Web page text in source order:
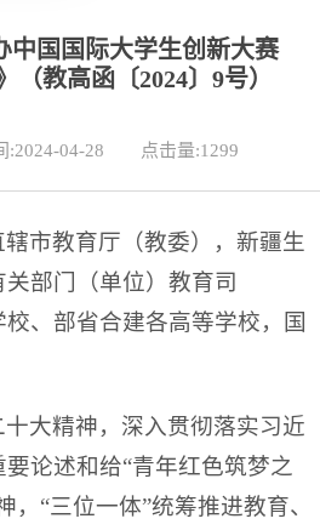
中国国际大学生创新大赛
（教高函〔2024〕9号）
:2024-04-28 点击量:1299
市教育厅（教委），新疆生
部门（单位）教育司
校、部省合建各高等学校，国
大精神，深入贯彻落实习近
论述和给“青年红色筑梦之
，“三位一体”统筹推进教育、